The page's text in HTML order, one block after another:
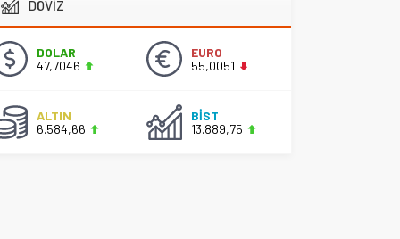
DÖVİZ
DOLAR
47,7046
EURO
55,0051
ALTIN
6.584,66
BİST
13.889,75